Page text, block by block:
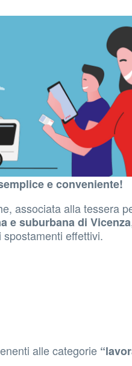
e conveniente!
associata alla tessera
e suburbana di Vicenza
effettivi.
alle categorie